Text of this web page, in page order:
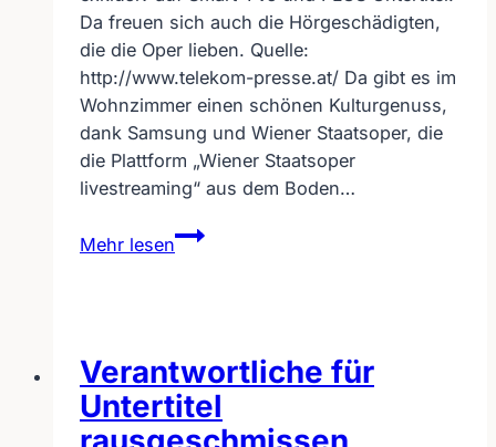
Da freuen sich auch die Hörgeschädigten,
die die Oper lieben. Quelle:
http://www.telekom-presse.at/ Da gibt es im
Wohnzimmer einen schönen Kulturgenuss,
dank Samsung und Wiener Staatsoper, die
die Plattform „Wiener Staatsoper
livestreaming“ aus dem Boden…
Mehr lesen
Untertitel
bei
Livestreaming
Verantwortliche für
Untertitel